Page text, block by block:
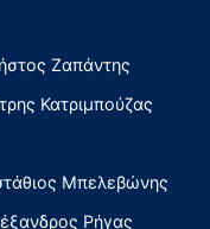
Ζαπάντης
Κατριμπούζας
Μπελεβώνης
Ρήγας